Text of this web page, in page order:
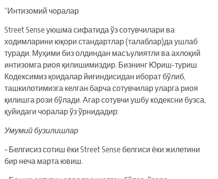
“Интизомий чоралар
Street Sense уюшма сифатида ўз сотувчилари ва
ходимларини юқори стандартлар (талаблар)да ушлаб
туради. Муҳими биз олдиндан масъулиятли ва ахлоқий
интизомга риоя қилишимиздир. Бизнинг Юриш-туриш
Кодексимиз қоидалар йиғиндисидан иборат бўлиб,
ташкилотимизга келган барча сотувчилар уларга риоя
қилишга рози бўлади. Агар сотувчи ушбу кодексни бузса,
қуйидаги чоралар ўз ўрнидадир:
Умумий бузилишлар
– Белгисиз сотиш ёки Street Sense белгиси ёки жилетини
бир неча марта ювиш.